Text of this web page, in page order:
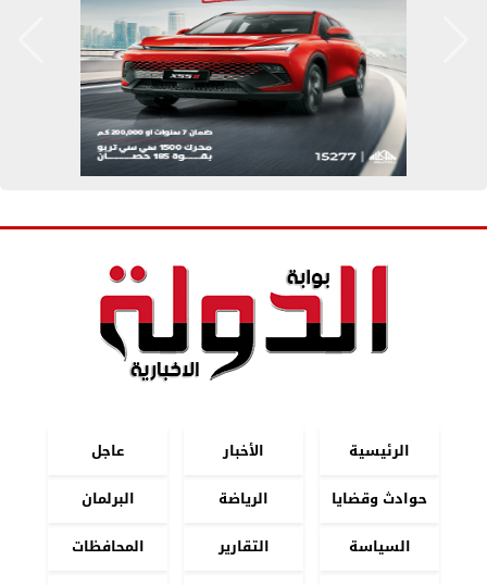
الرئيسية الأخبار
عاجل
حوادث وقضايا
الرياضة
البرلمان
السياسة
التقارير
المحافظات